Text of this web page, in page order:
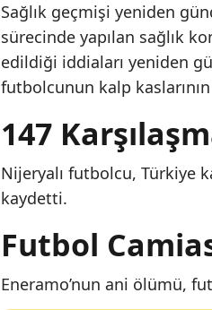
Sağlık geçmişi yeniden
sürecinde yapılan sağlık
edildiği iddiaları yeniden
futbolcunun kalp
147
Nijeryalı futbolcu, Türkiye
kaydetti.
Futbol
Eneramo’nun ani ölümü,